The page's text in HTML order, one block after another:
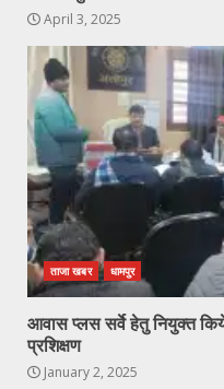
April 3, 2025
ताजा खबर धामपुर
आवास प्लस सर्वे हेतु नियुक्त किये
प्रशिक्षण
January 2, 2025